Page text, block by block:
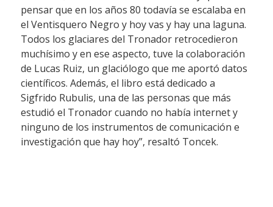
pensar que en los años 80 todavía se escalaba en
el Ventisquero Negro y hoy vas y hay una laguna.
Todos los glaciares del Tronador retrocedieron
muchísimo y en ese aspecto, tuve la colaboración
de Lucas Ruiz, un glaciólogo que me aportó datos
científicos. Además, el libro está dedicado a
Sigfrido Rubulis, una de las personas que más
estudió el Tronador cuando no había internet y
ninguno de los instrumentos de comunicación e
investigación que hay hoy”, resaltó Toncek.